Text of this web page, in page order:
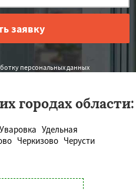
персональных данных
городах области:
Уваровка Удельная
Черкизово Черусти